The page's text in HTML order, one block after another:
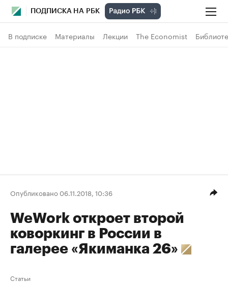
ПОДПИСКА НА РБК
В подписке Материалы Лекции The Economist
Опубликовано 06.11.2018, 10:36
WeWork откроет второй
коворкинг в России в
галерее «Якиманка 26»
Статьи